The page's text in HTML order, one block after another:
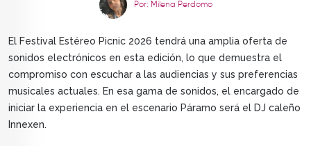
Por: Milena Perdomo
El Festival Estéreo Picnic 2026 tendrá una amplia oferta de
sonidos electrónicos en esta edición, lo que demuestra el
compromiso con escuchar a las audiencias y sus preferencias
musicales actuales. En esa gama de sonidos, el encargado de
iniciar la experiencia en el escenario Páramo será el DJ caleño
Innexen.